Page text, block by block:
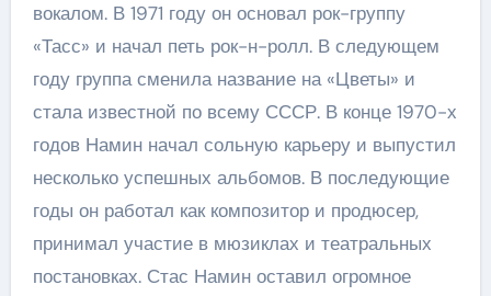
вокалом. В 1971 году он основал рок-группу
«Тасс» и начал петь рок-н-ролл. В следующем
году группа сменила название на «Цветы» и
стала известной по всему СССР. В конце 1970-х
годов Намин начал сольную карьеру и выпустил
несколько успешных альбомов. В последующие
годы он работал как композитор и продюсер,
принимал участие в мюзиклах и театральных
постановках. Стас Намин оставил огромное